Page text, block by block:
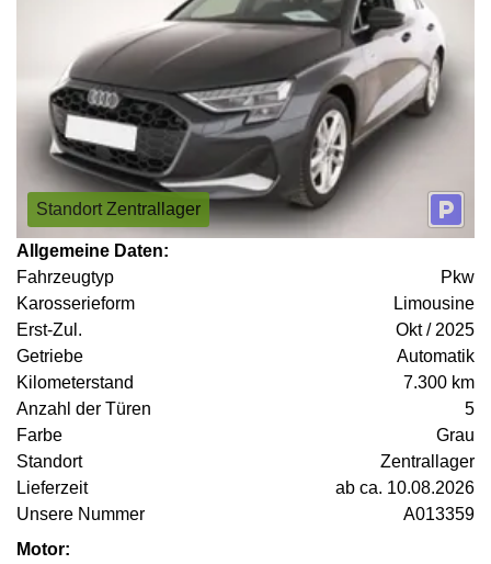
Standort Zentrallager
Allgemeine Daten:
Fahrzeugtyp
Pkw
Karosserieform
Limousine
Erst-Zul.
Okt / 2025
Getriebe
Automatik
Kilometerstand
7.300 km
Anzahl der Türen
5
Farbe
Grau
Standort
Zentrallager
Lieferzeit
ab ca. 10.08.2026
Unsere Nummer
A013359
Motor: